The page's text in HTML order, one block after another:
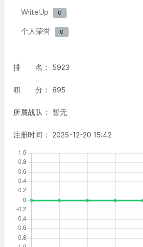
WriteUp 0
个人荣誉 0
排 名： 5923
积 分： 895
所属战队： 暂无
注册时间： 2025-12-20 15:42